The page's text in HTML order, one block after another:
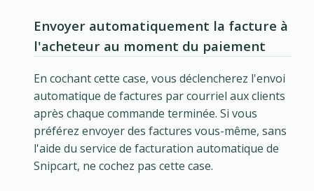
Envoyer automatiquement la facture à
l'acheteur au moment du paiement
En cochant cette case, vous déclencherez l'envoi
automatique de factures par courriel aux clients
après chaque commande terminée. Si vous
préférez envoyer des factures vous-même, sans
l'aide du service de facturation automatique de
Snipcart, ne cochez pas cette case.